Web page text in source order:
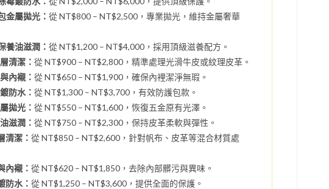
金屬拋光：從 NT$800 – NT$2,500，專業拋光，維持金屬奢華
養油滋潤：從 NT$1,200 – NT$4,000，採用頂級滋養配方。
清潔：從 NT$900 – NT$2,800，精準處理光滑牛皮或紋理皮革。
內襯：從 NT$650 – NT$1,900，確保內裡潔淨無瑕。
防水：從 NT$1,300 – NT$3,700，有效防護包款。
拋光：從 NT$550 – NT$1,600，恢復五金原有光澤。
滋潤：從 NT$750 – NT$2,300，保持皮革柔軟與彈性。
清潔：從 NT$850 – NT$2,600，針對帆布、皮革等混合材質處
內襯：從 NT$620 – NT$1,850，去除內部髒污與異味。
防水：從 NT$1,250 – NT$3,600，提供全面的保護。